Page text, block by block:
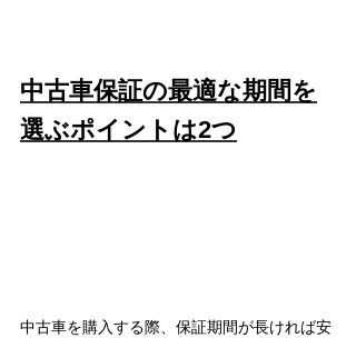
中古車保証の最適な期間を
選ぶポイントは2つ
中古車を購入する際、保証期間が長ければ安